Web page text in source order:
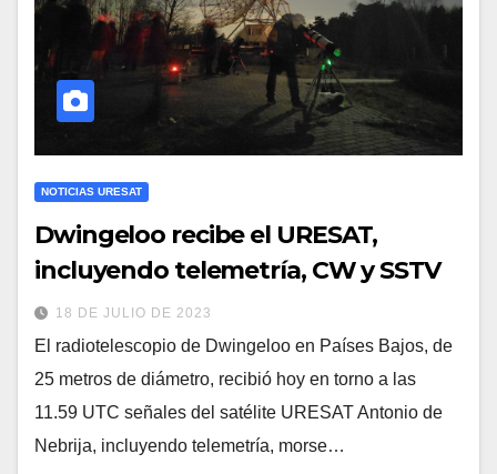
NOTICIAS URESAT
Dwingeloo recibe el URESAT,
incluyendo telemetría, CW y SSTV
18 DE JULIO DE 2023
El radiotelescopio de Dwingeloo en Países Bajos, de
25 metros de diámetro, recibió hoy en torno a las
11.59 UTC señales del satélite URESAT Antonio de
Nebrija, incluyendo telemetría, morse…